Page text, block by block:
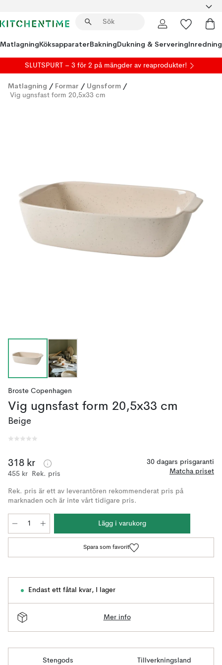
MatlagningKöksapparaterBakningDukning & ServeringInredning
SLUTSPURT – 3 för 2 på mängder av reaprodukter!
Matlagning / Formar / Ugnsform /
Vig ugnsfast form 20,5x33 cm
Broste Copenhagen
Vig ugnsfast form 20,5x33 cm
Beige
318 kr
455 kr Rek. pris
30 dagars prisgaranti
Matcha priset
Rek. pris är ett av leverantören rekommenderat pris på
marknaden och är inte vårt tidigare pris.
Lägg i varukorg
Spara som favorit
Endast ett fåtal kvar, I lager
Mer info
Stengods Tillverkningsland